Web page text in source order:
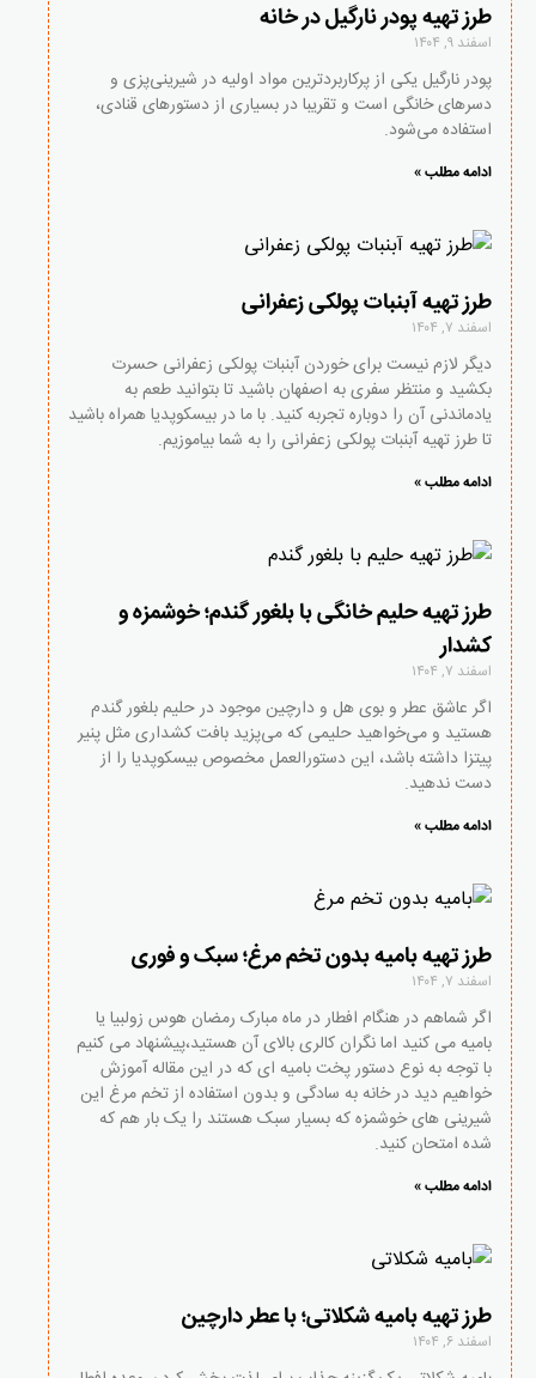
طرز تهیه پودر نارگیل در خانه
اسفند ۹, ۱۴۰۴
پودر نارگیل یکی از پرکاربردترین مواد اولیه در شیرینی‌پزی و
دسرهای خانگی است و تقریبا در بسیاری از دستورهای قنادی،
استفاده می‌شود.
ادامه مطلب »
طرز تهیه آبنبات پولکی زعفرانی
اسفند ۷, ۱۴۰۴
دیگر لازم نیست برای خوردن آبنبات پولکی زعفرانی حسرت
بکشید و منتظر سفری به اصفهان باشید تا بتوانید طعم به
یادماندنی آن را دوباره تجربه کنید. با ما در بیسکوپدیا همراه باشید
تا طرز تهیه آبنبات پولکی زعفرانی را به شما بیاموزیم.
ادامه مطلب »
طرز تهیه حلیم خانگی با بلغور گندم؛ خوشمزه و
کشدار
اسفند ۷, ۱۴۰۴
اگر عاشق عطر و بوی هل و دارچین موجود در حلیم بلغور گندم
هستید و می‌خواهید حلیمی که می‌پزید بافت کشداری مثل پنیر
پیتزا داشته باشد، این دستورالعمل مخصوص بیسکوپدیا را از
دست ندهید.
ادامه مطلب »
طرز تهیه بامیه بدون تخم مرغ؛ سبک و فوری
اسفند ۷, ۱۴۰۴
اگر شماهم در هنگام افطار در ماه مبارک رمضان هوس زولبیا یا
بامیه می کنید اما نگران کالری بالای آن هستید،پیشنهاد می کنیم
با توجه به نوع دستور پخت بامیه ای که در این مقاله آموزش
خواهیم دید در خانه به سادگی و بدون استفاده از تخم مرغ این
شیرینی های خوشمزه که بسیار سبک هستند را یک بار هم که
شده امتحان کنید.
ادامه مطلب »
طرز تهیه بامیه شکلاتی؛ با عطر دارچین
اسفند ۶, ۱۴۰۴